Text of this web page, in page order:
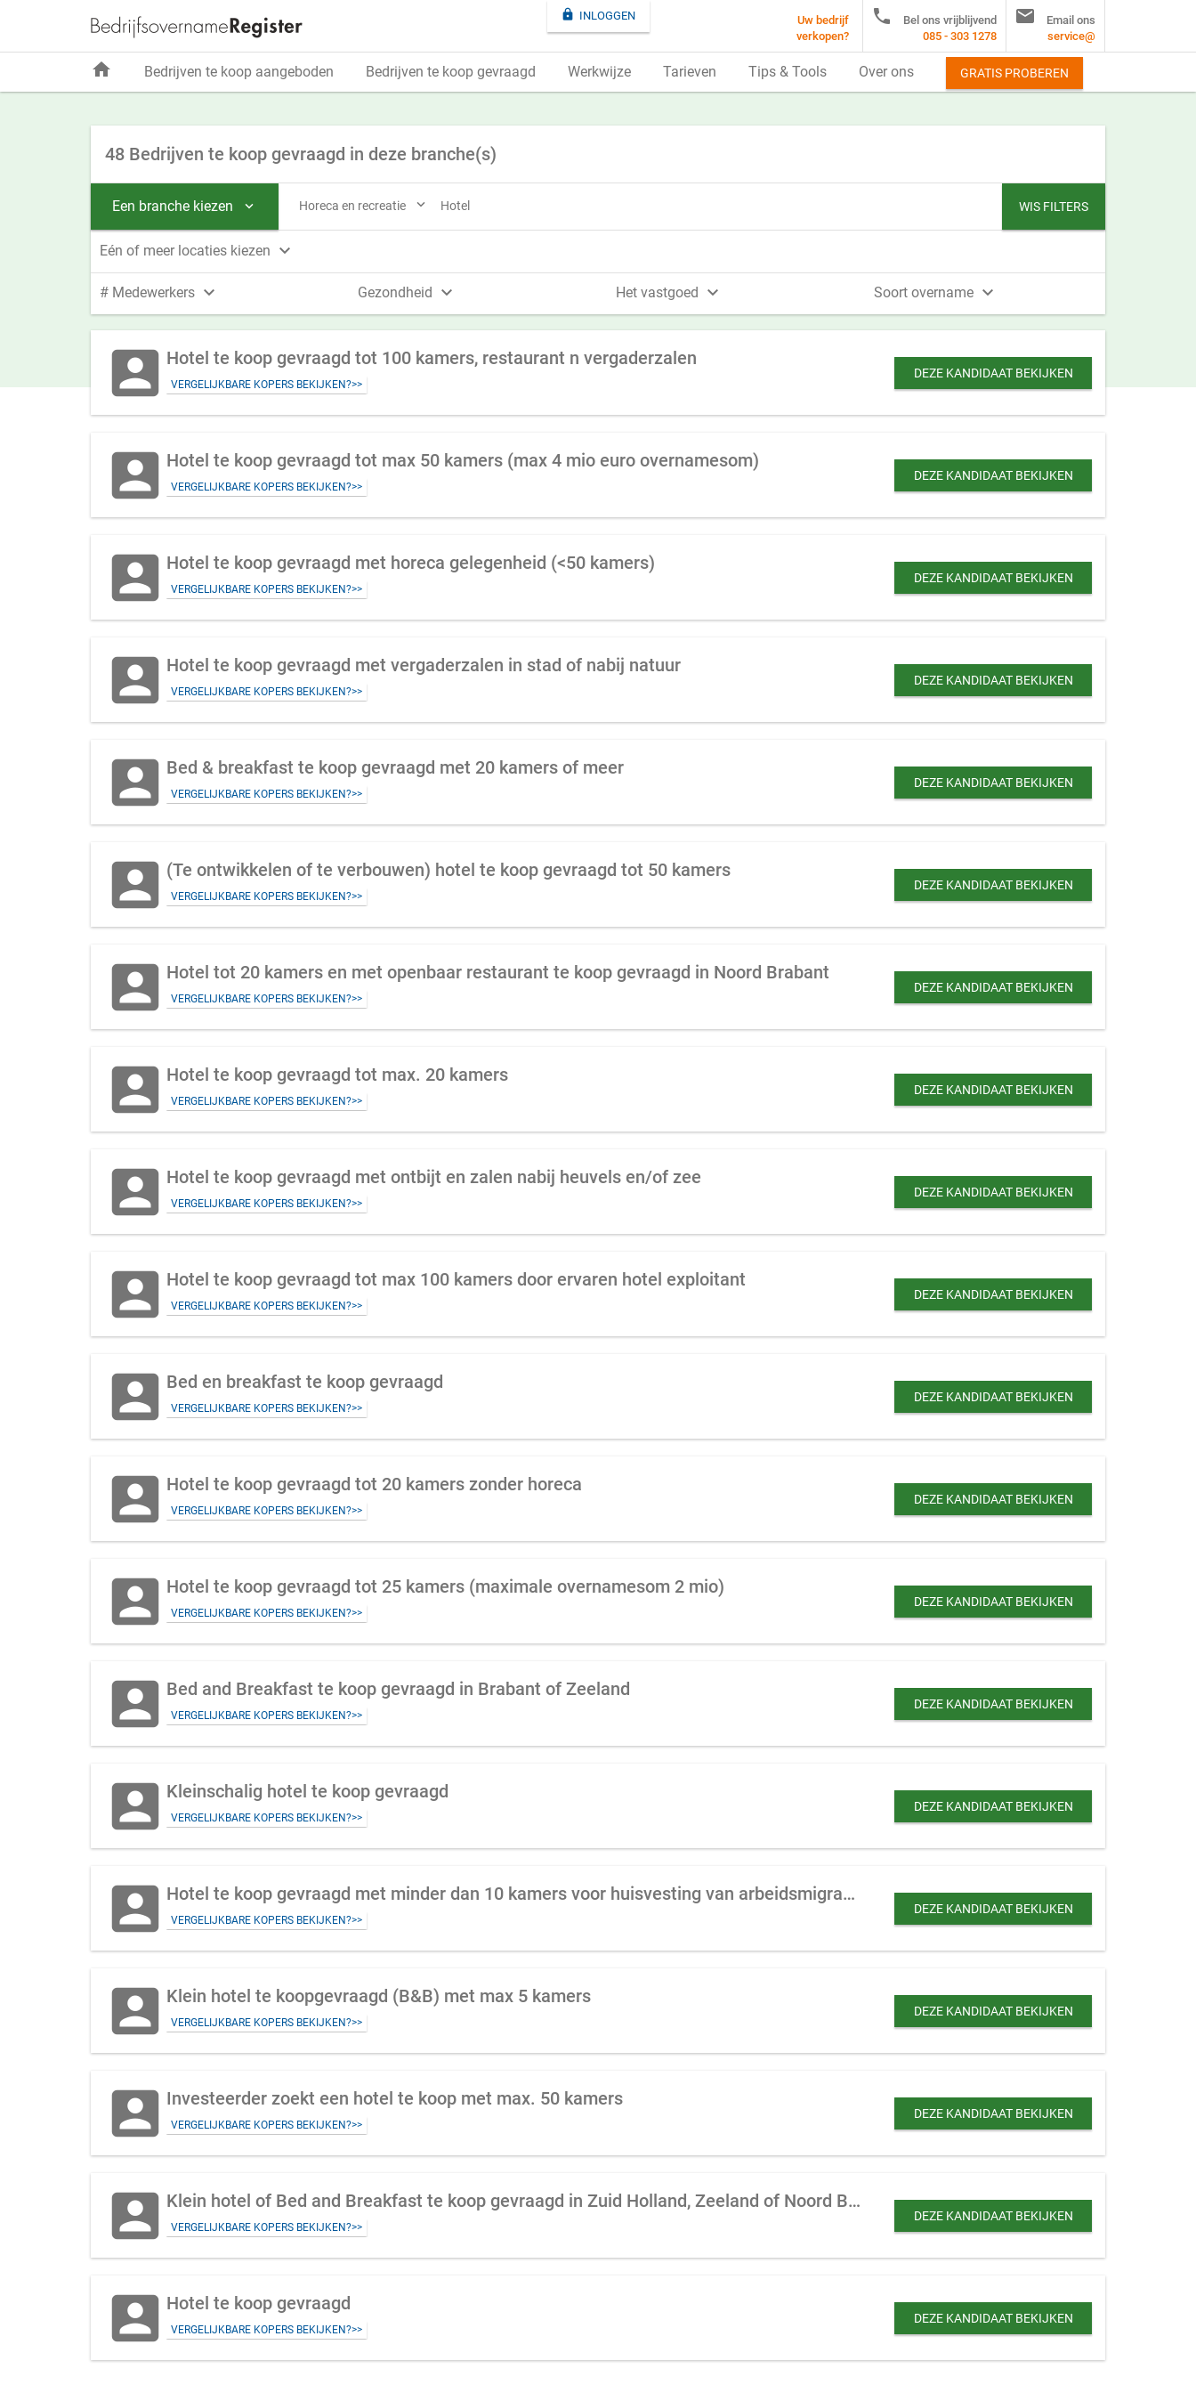
48 Bedrijven te koop gevraagd in deze branche(s)
Een branche kiezen  Horeca en recreatie  Hotel
Eén of meer locaties kiezen 
# Medewerkers  Gezondheid  Het vastgoed  Soort overname 
WIS FILTERS
account_box Hotel te koop gevraagd tot 100 kamers, restaurant n vergaderzalen
VERGELIJKBARE KOPERS BEKIJKEN?>>
DEZE KANDIDAAT BEKIJKEN
account_box Hotel te koop gevraagd tot max 50 kamers (max 4 mio euro overnamesom)
VERGELIJKBARE KOPERS BEKIJKEN?>>
DEZE KANDIDAAT BEKIJKEN
account_box Hotel te koop gevraagd met horeca gelegenheid (<50 kamers)
VERGELIJKBARE KOPERS BEKIJKEN?>>
DEZE KANDIDAAT BEKIJKEN
account_box Hotel te koop gevraagd met vergaderzalen in stad of nabij natuur
VERGELIJKBARE KOPERS BEKIJKEN?>>
DEZE KANDIDAAT BEKIJKEN
account_box Bed & breakfast te koop gevraagd met 20 kamers of meer
VERGELIJKBARE KOPERS BEKIJKEN?>>
DEZE KANDIDAAT BEKIJKEN
account_box (Te ontwikkelen of te verbouwen) hotel te koop gevraagd tot 50 kamers
VERGELIJKBARE KOPERS BEKIJKEN?>>
DEZE KANDIDAAT BEKIJKEN
account_box Hotel tot 20 kamers en met openbaar restaurant te koop gevraagd in Noord Brabant
VERGELIJKBARE KOPERS BEKIJKEN?>>
DEZE KANDIDAAT BEKIJKEN
account_box Hotel te koop gevraagd tot max. 20 kamers
VERGELIJKBARE KOPERS BEKIJKEN?>>
DEZE KANDIDAAT BEKIJKEN
account_box Hotel te koop gevraagd met ontbijt en zalen nabij heuvels en/of zee
VERGELIJKBARE KOPERS BEKIJKEN?>>
DEZE KANDIDAAT BEKIJKEN
account_box Hotel te koop gevraagd tot max 100 kamers door ervaren hotel exploitant
VERGELIJKBARE KOPERS BEKIJKEN?>>
DEZE KANDIDAAT BEKIJKEN
account_box Bed en breakfast te koop gevraagd
VERGELIJKBARE KOPERS BEKIJKEN?>>
DEZE KANDIDAAT BEKIJKEN
account_box Hotel te koop gevraagd tot 20 kamers zonder horeca
VERGELIJKBARE KOPERS BEKIJKEN?>>
DEZE KANDIDAAT BEKIJKEN
account_box Hotel te koop gevraagd tot 25 kamers (maximale overnamesom 2 mio)
VERGELIJKBARE KOPERS BEKIJKEN?>>
DEZE KANDIDAAT BEKIJKEN
account_box Bed and Breakfast te koop gevraagd in Brabant of Zeeland
VERGELIJKBARE KOPERS BEKIJKEN?>>
DEZE KANDIDAAT BEKIJKEN
account_box Kleinschalig hotel te koop gevraagd
VERGELIJKBARE KOPERS BEKIJKEN?>>
DEZE KANDIDAAT BEKIJKEN
account_box Hotel te koop gevraagd met minder dan 10 kamers voor huisvesting van arbeidsmigranten (tbv uitzendbureau)
VERGELIJKBARE KOPERS BEKIJKEN?>>
DEZE KANDIDAAT BEKIJKEN
account_box Klein hotel te koopgevraagd (B&B) met max 5 kamers
VERGELIJKBARE KOPERS BEKIJKEN?>>
DEZE KANDIDAAT BEKIJKEN
account_box Investeerder zoekt een hotel te koop met max. 50 kamers
VERGELIJKBARE KOPERS BEKIJKEN?>>
DEZE KANDIDAAT BEKIJKEN
account_box Klein hotel of Bed and Breakfast te koop gevraagd in Zuid Holland, Zeeland of Noord Brabant
VERGELIJKBARE KOPERS BEKIJKEN?>>
DEZE KANDIDAAT BEKIJKEN
account_box Hotel te koop gevraagd
VERGELIJKBARE KOPERS BEKIJKEN?>>
DEZE KANDIDAAT BEKIJKEN
 INLOGGEN
Uw bedrijf
verkopen?

Bel ons vrijblijvend
085 - 303 1278

Email ons
service@
home Bedrijven te koop aangeboden Bedrijven te koop gevraagd Werkwijze Tarieven Tips & Tools Over ons GRATIS PROBEREN